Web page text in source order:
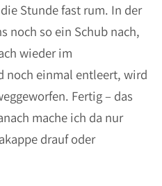
Stunde fast rum. In der
noch so ein Schub nach,
wieder im
noch einmal entleert, wird
Fertig – das
mache ich da nur
drauf oder